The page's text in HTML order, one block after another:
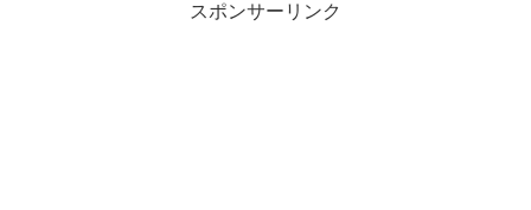
スポンサーリンク